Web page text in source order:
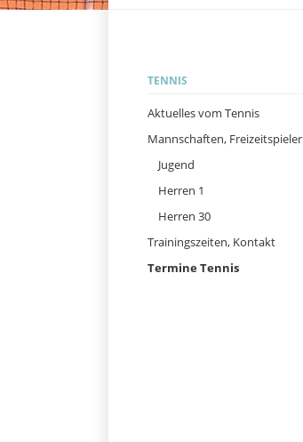
Navigation
TENNIS
Aktuelles vom Tennis
Mannschaften, Freizeitspieler
Jugend
Herren 1
Herren 30
Trainingszeiten, Kontakt
Termine Tennis